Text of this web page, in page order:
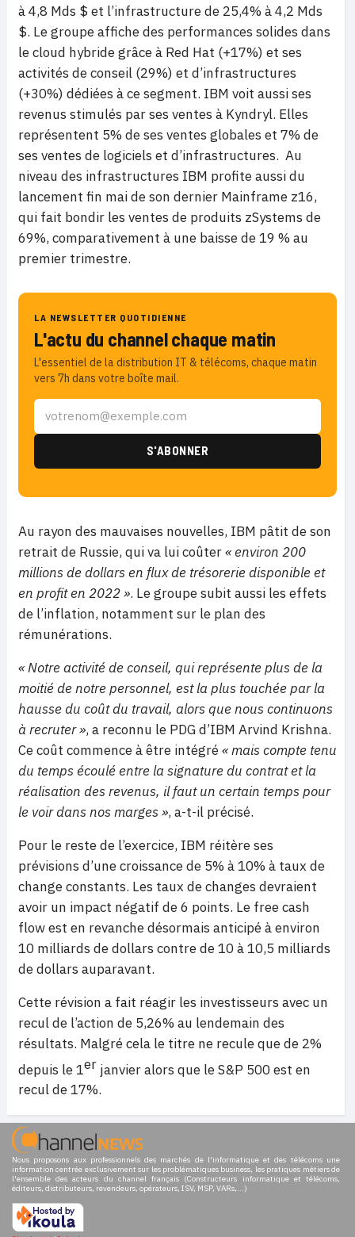
à 4,8 Mds $ et l’infrastructure de 25,4% à 4,2 Mds
$. Le groupe affiche des performances solides dans
le cloud hybride grâce à Red Hat (+17%) et ses
activités de conseil (29%) et d’infrastructures
(+30%) dédiées à ce segment. IBM voit aussi ses
revenus stimulés par ses ventes à Kyndryl. Elles
représentent 5% de ses ventes globales et 7% de
ses ventes de logiciels et d’infrastructures. Au
niveau des infrastructures IBM profite aussi du
lancement fin mai de son dernier Mainframe z16,
qui fait bondir les ventes de produits zSystems de
69%, comparativement à une baisse de 19 % au
premier trimestre.
LA NEWSLETTER QUOTIDIENNE
L'actu du channel chaque matin
L'essentiel de la distribution IT & télécoms, chaque matin
vers 7h dans votre boîte mail.
Au rayon des mauvaises nouvelles, IBM pâtit de son
retrait de Russie, qui va lui coûter« environ 200
millions de dollars en flux de trésorerie disponible et
en profit en 2022 ». Le groupe subit aussi les effets
de l’inflation, notamment sur le plan des
rémunérations.
« Notre activité de conseil, qui représente plus de la
moitié de notre personnel, est la plus touchée par la
hausse du coût du travail, alors que nous continuons
à recruter », a reconnu le PDG d’IBM Arvind Krishna.
Ce coût commence à être intégré« mais compte tenu
du temps écoulé entre la signature du contrat et la
réalisation des revenus, il faut un certain temps pour
le voir dans nos marges », a-t-il précisé.
Pour le reste de l’exercice, IBM réitère ses
prévisions d’une croissance de 5% à 10% à taux de
change constants. Les taux de changes devraient
avoir un impact négatif de 6 points. Le free cash
flow est en revanche désormais anticipé à environ
10 milliards de dollars contre de 10 à 10,5 milliards
de dollars auparavant.
Cette révision a fait réagir les investisseurs avec un
recul de l’action de 5,26% au lendemain des
résultats. Malgré cela le titre ne recule que de 2%
depuis le 1er janvier alors que le S&P 500 est en
recul de 17%.
Nous proposons aux professionnels des marchés de l'informatique et des télécoms une
information centrée exclusivement sur les problématiques business, les pratiques métiers de
l'ensemble des acteurs du channel français (Constructeurs informatique et télécoms,
éditeurs, distributeurs, revendeurs, opérateurs, ISV, MSP, VARs,...)